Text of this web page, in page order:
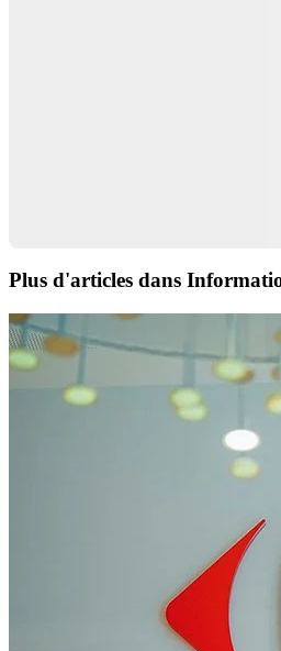
Plus d'articles dans